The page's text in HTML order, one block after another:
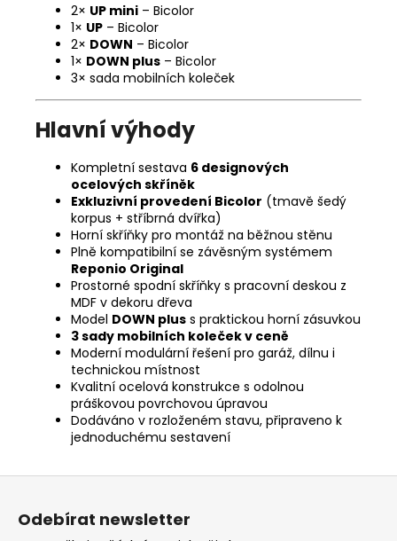
2× UP mini – Bicolor
1× UP – Bicolor
2× DOWN – Bicolor
1× DOWN plus – Bicolor
3× sada mobilních koleček
Hlavní výhody
Kompletní sestava 6 designových
ocelových skříněk
Exkluzivní provedení Bicolor (tmavě šedý
korpus + stříbrná dvířka)
Horní skříňky pro montáž na běžnou stěnu
Plně kompatibilní se závěsným systémem
Reponio Original
Prostorné spodní skříňky s pracovní deskou z
MDF v dekoru dřeva
Model DOWN plus s praktickou horní zásuvkou
3 sady mobilních koleček v ceně
Moderní modulární řešení pro garáž, dílnu i
technickou místnost
Kvalitní ocelová konstrukce s odolnou
práškovou povrchovou úpravou
Dodáváno v rozloženém stavu, připraveno k
jednoduchému sestavení
Z
Odebírat newsletter